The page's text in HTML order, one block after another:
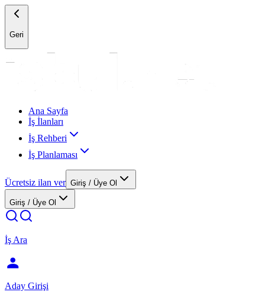
Geri
Ana Sayfa
İş İlanları
İş Rehberi
İş Planlaması
Ücretsiz ilan ver Giriş / Üye Ol
Giriş / Üye Ol
İş Ara
Aday Girişi